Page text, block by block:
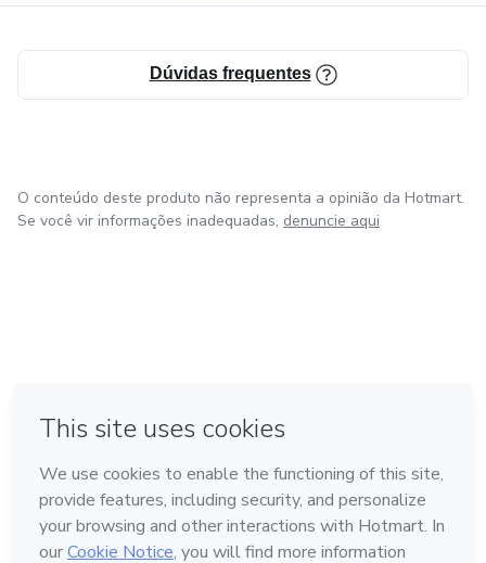
Dúvidas frequentes
O conteúdo deste produto não representa a opinião da Hotmart.
Se você vir informações inadequadas, denuncie aqui
Feito com ❤ na Cidade do México
Conheça a Hotmart